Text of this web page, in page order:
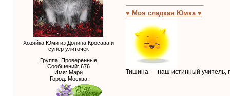
Хозяйка Юми из Долина Кросава и
супер улиточек
Группа: Проверенные
Сообщений: 676
Имя: Мари
Город: Москва
♥ Моя сладкая Юмка ♥
Тишина — наш истинный учитель,